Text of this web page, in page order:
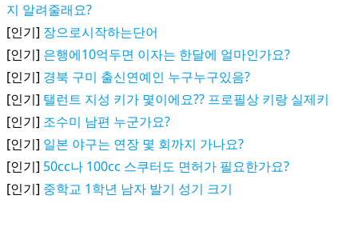
지 알려줄래요?
[인기] 장으로시작하는단어
[인기] 은행에10억두면 이자는 한달에 얼마인가요?
[인기] 경북 구미 출신연예인 누구누구있음?
[인기] 탤런트 지성 키가 몇이에요?? 프로필상 키랑 실제키
[인기] 조수미 남편 누군가요?
[인기] 일본 야구는 연장 몇 회까지 가나요?
[인기] 50cc나 100cc 스쿠터도 면허가 필요한가요?
[인기] 중학교 1학년 남자 발기 성기 크기